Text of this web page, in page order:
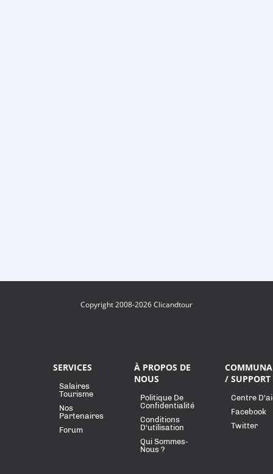
Copyright 2008-2026 Clicandtour
SERVICES
Salaires
Tourisme
Nos
Partenaires
Forum
À PROPOS DE
NOUS
Politique De
Confidentialité
Conditions
D'utilisation
Qui Sommes-
Nous ?
/ SUPPORT
Centre
Facebook
Twitter